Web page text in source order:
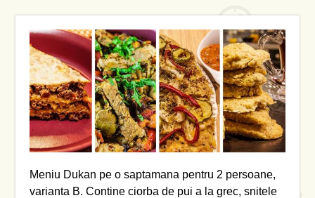
Meniu Dukan pe o saptamana pentru 2 persoane,
varianta B. Contine ciorba de pui a la grec, snitele